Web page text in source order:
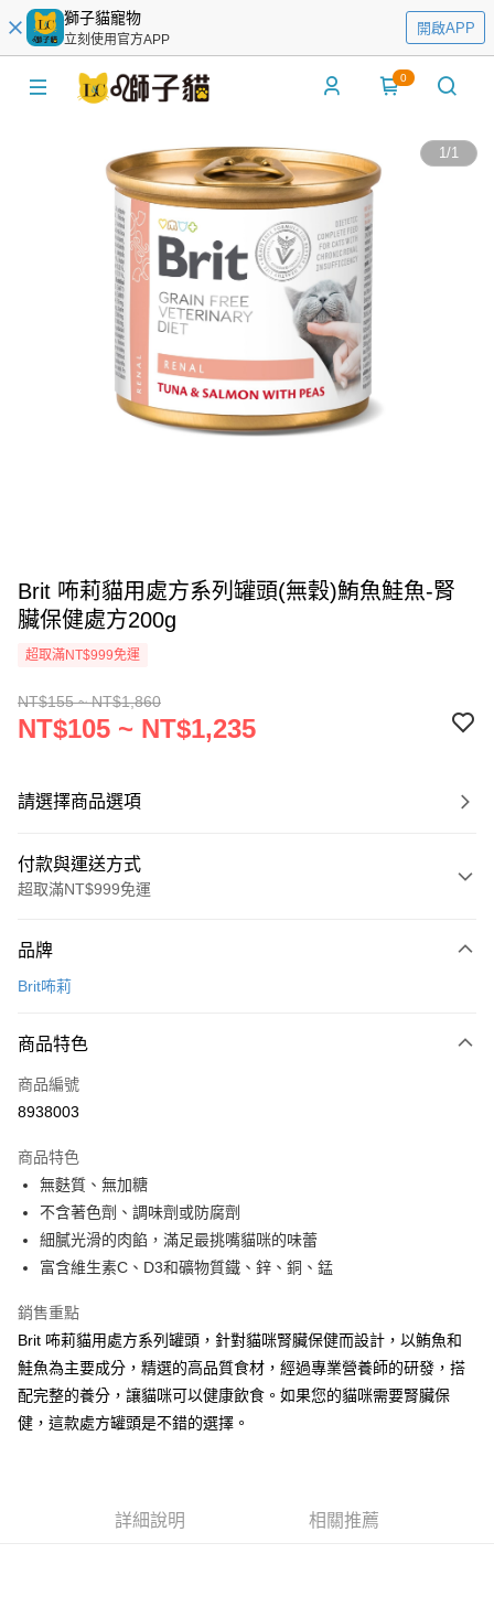
獅子貓寵物
立刻使用官方APP
開啟APP
0
1/1
Brit 咘莉貓用處方系列罐頭(無穀)鮪魚鮭魚-腎
臟保健處方200g
超取滿NT$999免運
NT$155 ~ NT$1,860
NT$105 ~ NT$1,235
請選擇商品選項
付款與運送方式
超取滿NT$999免運
信用卡一次付款
3 期 0 利率 每期
合作金庫商業銀行
上海商業儲蓄銀行
臺灣中小企業銀行
匯豐（台灣）商業銀行
聯邦商業銀行
元大商業銀行
永豐商業銀行
玉山商業銀行
星展（台灣）商業銀行
台灣樂天信用卡公司
超商取貨付款
LINE Pay
Apple Pay
悠遊付
Google Pay
AFTEE先享後付
相關說明
【關於「AFTEE先享後付」】
AFTEE先享後付是「在收到商品之後才付款」的支付方式。 讓您購物簡單
便利好安心！
【「AFTEE先享後付」結帳流程】
ATM付款
每筆NT$70，滿NT$999(含以上)免運費
品牌
Brit咘莉
商品特色
商品編號
8938003
商品特色
無麩質、無加糖
不含著色劑、調味劑或防腐劑
細膩光滑的肉餡，滿足最挑嘴貓咪的味蕾
富含維生素C、D3和礦物質鐵、鋅、銅、錳
銷售重點
Brit 咘莉貓用處方系列罐頭，針對貓咪腎臟保健而設計，以鮪魚和
鮭魚為主要成分，精選的高品質食材，經過專業營養師的研發，搭
配完整的養分，讓貓咪可以健康飲食。如果您的貓咪需要腎臟保
健，這款處方罐頭是不錯的選擇。
詳細說明 相關推薦